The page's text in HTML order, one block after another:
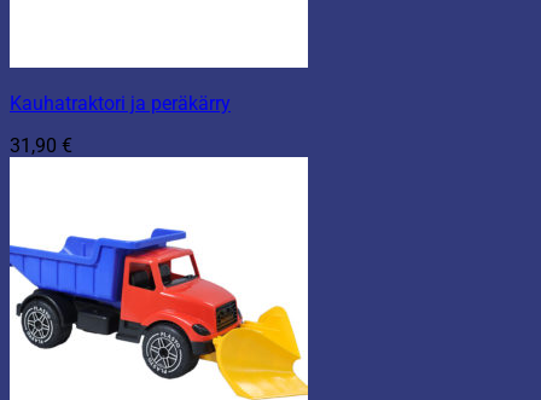
Kauhatraktori ja peräkärry
31,90 €